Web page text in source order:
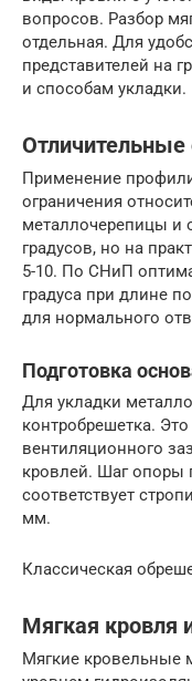
вопросов. Разбор
отдельная. Для
представителей на
и способам укладки.
Отличительные
Применение
ограничения
металлочерепицы и
градусов, но на
5-10. По СНиП
градуса при длине
для нормального
Подготовка
Для укладки
контробрешетка.
вентиляционного
кровлей. Шаг опоры
соответствует
мм.
Классическая
Мягкая кровля
Мягкие кровельные